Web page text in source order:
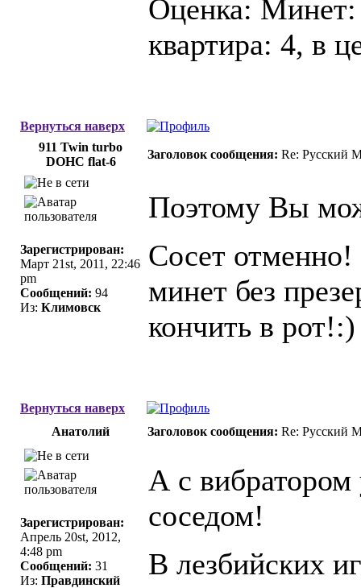
Оценка: Минет:
квартира: 4, в
Вернуться наверх
911 Twin turbo
DOHC flat-6
Заголовок сообщения: Re: Русский
Зарегистрирован:
Март 21st, 2011, 22:46
pm
Сообщений: 94
Из: Климовск
Поэтому Вы
Сосет отменно!
минет без
кончить в рот!:)
Вернуться наверх
Анатолий
Заголовок сообщения: Re: Русский
Зарегистрирован:
Апрель 20st, 2012,
4:48 pm
Сообщений: 31
Из: Правдинский
А с вибратором
соседом!
В лезбийских